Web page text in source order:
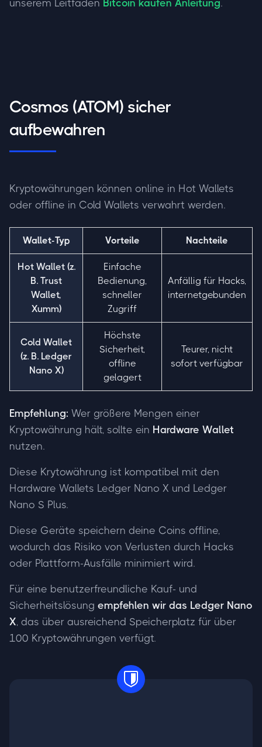
unserem Leitfaden Bitcoin kaufen Anleitung.
Cosmos (ATOM) sicher
aufbewahren
Kryptowährungen können online in Hot Wallets
oder offline in Cold Wallets verwahrt werden.
Wallet-Typ Vorteile Nachteile
Hot Wallet (z.
B. Trust
Wallet,
Xumm)
Einfache
Bedienung,
schneller
Zugriff
Anfällig für Hacks,
internetgebunden
Cold Wallet
(z. B. Ledger
Nano X)
Höchste
Sicherheit,
offline
gelagert
Teurer, nicht
sofort verfügbar
Empfehlung: Wer größere Mengen einer
Kryptowährung hält, sollte ein Hardware Wallet
nutzen.
Diese Krytowährung ist kompatibel mit den
Hardware Wallets Ledger Nano X und Ledger
Nano S Plus.
Diese Geräte speichern deine Coins offline,
wodurch das Risiko von Verlusten durch Hacks
oder Plattform-Ausfälle minimiert wird.
Für eine benutzerfreundliche Kauf- und
Sicherheitslösung empfehlen wir das Ledger Nano
X, das über ausreichend Speicherplatz für über
100 Kryptowährungen verfügt.